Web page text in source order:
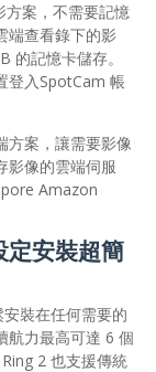
方案，不需要記憶
端查看錄下的影
的記憶卡儲存。
登入SpotCam 帳
方案，讓需要影像
影像的雲端伺服
Amazon
定安裝超簡
裝在任何需要的
航力最高可達 6 個
2 也支援傳統